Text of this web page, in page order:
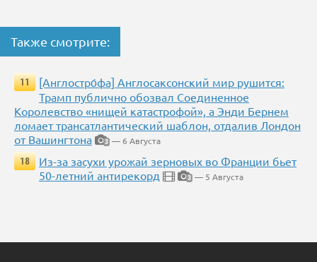
Также смотрите:
11
[Англостро́фа] Англосаксонский мир рушится:
Трамп публично обозвал Соединенное
Королевство «нищей катастрофой», а Энди Бернем
ломает трансатлантический шаблон, отдалив Лондон
от Вашингтона
3 — 6 Августа
18
Из-за засухи урожай зерновых во Франции бьет
50-летний антирекорд
3 — 5 Августа